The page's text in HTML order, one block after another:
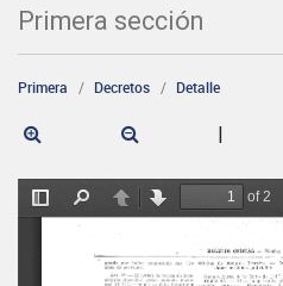
Primera sección
Primera Decretos Detalle
|